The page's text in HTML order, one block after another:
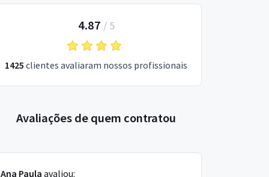
4.87 / 5
1425 clientes avaliaram nossos profissionais
Avaliações de quem contratou
Ana Paula avaliou: